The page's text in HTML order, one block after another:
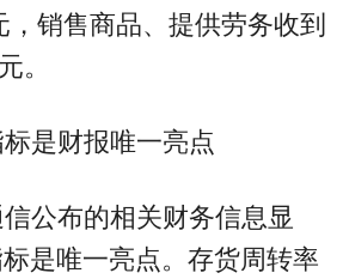
，销售商品、提供劳务收到
。
是财报唯一亮点
公布的相关财务信息显
是唯一亮点。存货周转率